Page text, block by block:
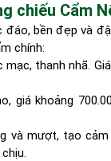
chiếu Cẩm
bền đẹp và
chính:
thanh nhã.
giá khoảng
và mượt, tạo